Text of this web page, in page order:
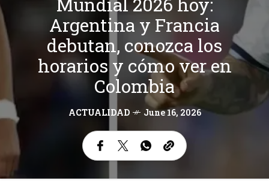
Argentina y Francia
debutan, conozca los
horarios y cómo ver en
Colombia
ACTUALIDAD June 16, 2026